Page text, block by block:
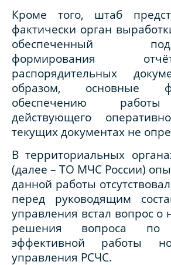
Кроме того, штаб
фактически орган
обеспеченный
формирования
распорядительных
образом, основные
обеспечению
действующего
текущих документах не
В территориальных
(далее – ТО МЧС России)
данной работы
перед руководящим
управления встал вопрос о
решения вопроса по
эффективной работы
управления РСЧС.